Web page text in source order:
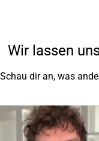
Wir lassen
Schau dir an, was